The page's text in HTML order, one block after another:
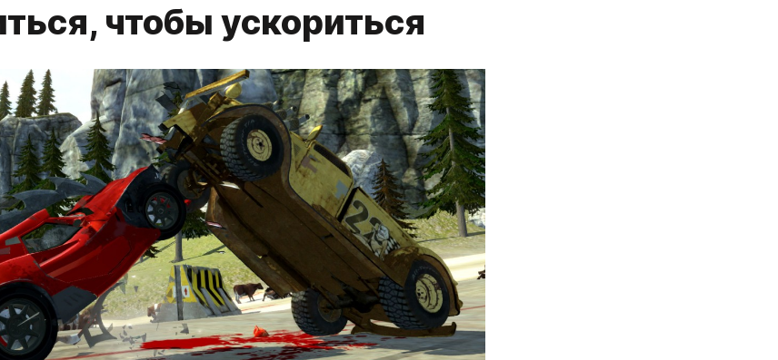
чтобы ускориться